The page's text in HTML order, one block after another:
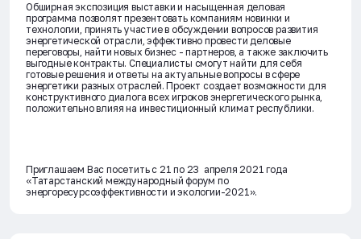
Обширная экспозиция выставки и насыщенная деловая
программа позволят презентовать компаниям новинки и
технологии, принять участие в обсуждении вопросов развития
энергетической отрасли, эффективно провести деловые
переговоры, найти новых бизнес - партнеров, а также заключить
выгодные контракты. Специалисты смогут найти для себя
готовые решения и ответы на актуальные вопросы в сфере
энергетики разных отраслей. Проект создает возможности для
конструктивного диалога всех игроков энергетического рынка,
положительно влияя на инвестиционный климат республики.
Приглашаем Вас посетить с 21 по 23 апреля 2021 года
«Татарстанский международный форум по
энергоресурсоэффективности и экологии-2021».